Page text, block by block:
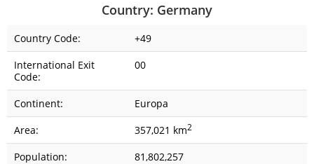
Country: Germany
Country Code:
+49
International Exit
Code:
00
Continent:
Europa
Area:
357,021 km2
Population:
81,802,257